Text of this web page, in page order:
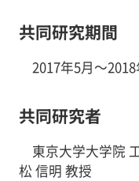
共同研究期間
2017年5月～2018
共同研究者
東京大学大学院
松 信明 教授